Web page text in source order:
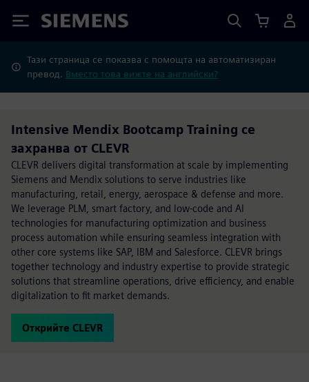
Siemens
Тази страница се показва с помощта на автоматизиран
превод. Вместо това вижте на английски?
Intensive Mendix Bootcamp Training се
захранва от CLEVR
CLEVR delivers digital transformation at scale by implementing
Siemens and Mendix solutions to serve industries like
manufacturing, retail, energy, aerospace & defense and more.
We leverage PLM, smart factory, and low-code and AI
technologies for manufacturing optimization and business
process automation while ensuring seamless integration with
other core systems like SAP, IBM and Salesforce. CLEVR brings
together technology and industry expertise to provide strategic
solutions that streamline operations, drive efficiency, and enable
digitalization to fit market demands.
Открийте CLEVR